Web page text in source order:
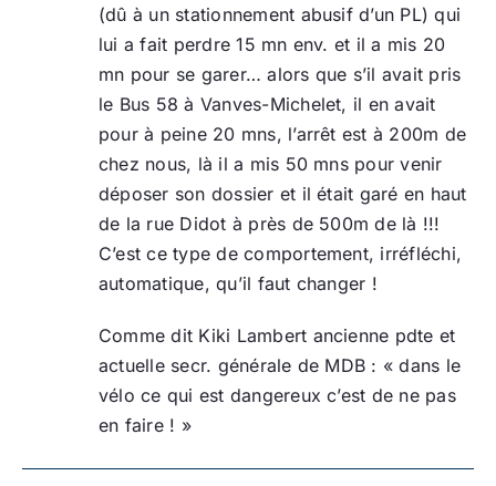
(dû à un stationnement abusif d’un PL) qui
lui a fait perdre 15 mn env. et il a mis 20
mn pour se garer… alors que s’il avait pris
le Bus 58 à Vanves-Michelet, il en avait
pour à peine 20 mns, l’arrêt est à 200m de
chez nous, là il a mis 50 mns pour venir
déposer son dossier et il était garé en haut
de la rue Didot à près de 500m de là !!!
C’est ce type de comportement, irréfléchi,
automatique, qu’il faut changer !
Comme dit Kiki Lambert ancienne pdte et
actuelle secr. générale de MDB : « dans le
vélo ce qui est dangereux c’est de ne pas
en faire ! »